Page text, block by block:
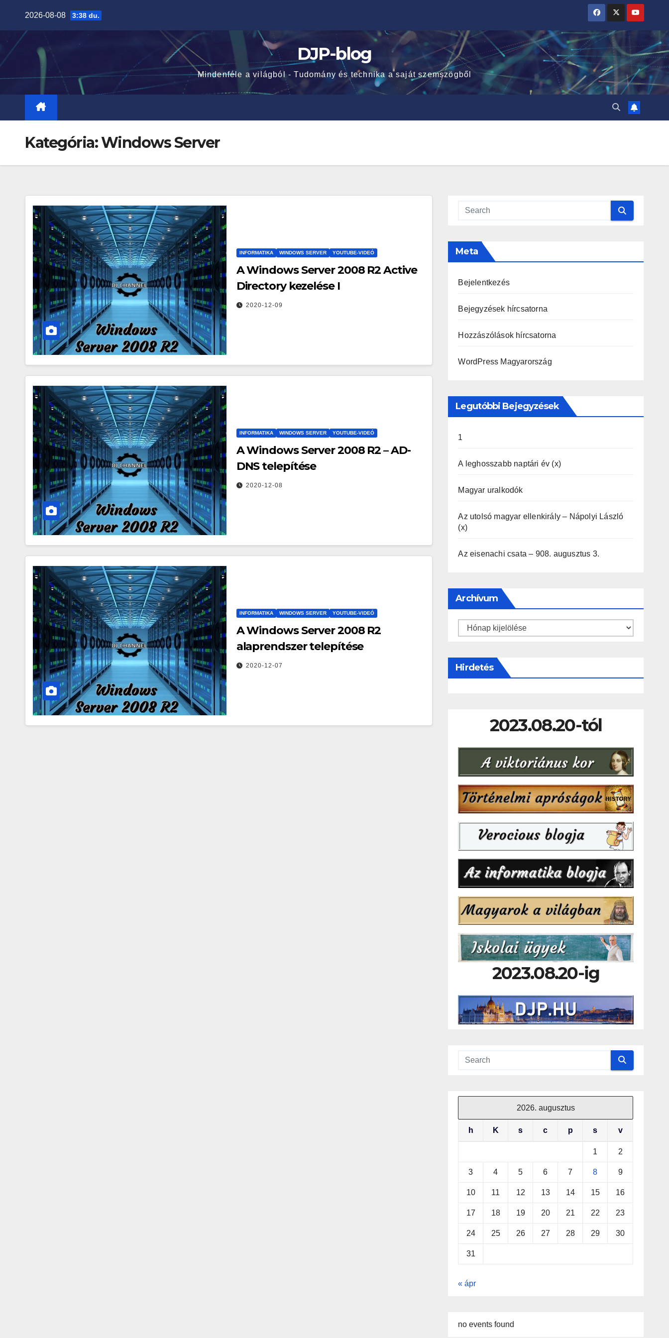
content
2026-08-08 3:38 du.
DJP-blog
Mindenféle a világból - Tudomány és technika a saját szemszögből
Kategória:Windows Server
INFORMATIKA WINDOWS SERVER YOUTUBE-VIDEÓ
A Windows Server 2008 R2 Active
Directory kezelése I
2020-12-09
INFORMATIKA WINDOWS SERVER YOUTUBE-VIDEÓ
A Windows Server 2008 R2 – AD-
DNS telepítése
2020-12-08
INFORMATIKA WINDOWS SERVER YOUTUBE-VIDEÓ
A Windows Server 2008 R2
alaprendszer telepítése
2020-12-07
Meta
Bejelentkezés
Bejegyzések hírcsatorna
Hozzászólások hírcsatorna
WordPress Magyarország
Legutóbbi Bejegyzések
1
A leghosszabb naptári év (x)
Magyar uralkodók
Az utolsó magyar ellenkirály – Nápolyi László
(x)
Az eisenachi csata – 908. augusztus 3.
Archívum
Archívum
Hirdetés
2023.08.20-tól
2023.08.20-ig
2026. augusztus
h K s c p s v
1 2
3 4 5 6 7 8 9
10 11 12 13 14 15 16
17 18 19 20 21 22 23
24 25 26 27 28 29 30
31
« ápr
no events found